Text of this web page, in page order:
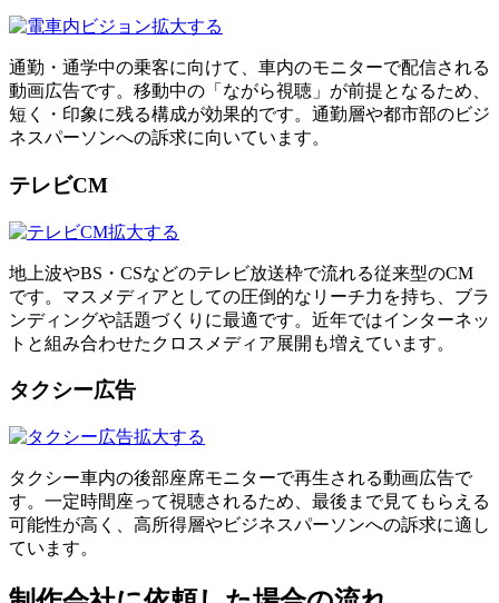
拡大する
通勤・通学中の乗客に向けて、車内のモニターで配信される
動画広告です。移動中の「ながら視聴」が前提となるため、
短く・印象に残る構成が効果的です。通勤層や都市部のビジ
ネスパーソンへの訴求に向いています。
テレビCM
拡大する
地上波やBS・CSなどのテレビ放送枠で流れる従来型のCM
です。マスメディアとしての圧倒的なリーチ力を持ち、ブラ
ンディングや話題づくりに最適です。近年ではインターネッ
トと組み合わせたクロスメディア展開も増えています。
タクシー広告
拡大する
タクシー車内の後部座席モニターで再生される動画広告で
す。一定時間座って視聴されるため、最後まで見てもらえる
可能性が高く、高所得層やビジネスパーソンへの訴求に適し
ています。